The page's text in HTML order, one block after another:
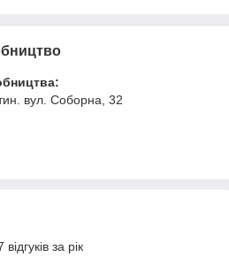
вул. Соборна, 32
за рік